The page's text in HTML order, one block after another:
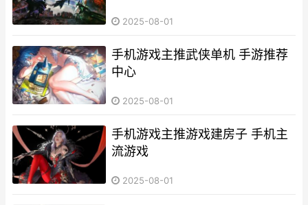
2025-08-01
手机游戏主推武侠单机 手游推荐
中心
2025-08-01
手机游戏主推游戏建房子 手机主
流游戏
2025-08-01